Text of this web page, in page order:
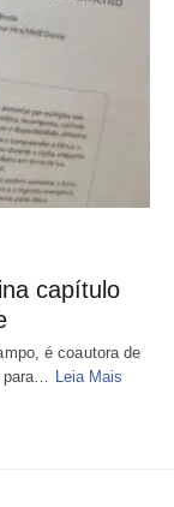
capítulo
é coautora de
para…
Leia Mais